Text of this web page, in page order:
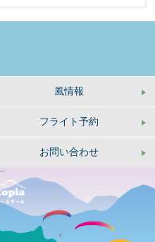
風情報
フライト予約
お問い合わせ